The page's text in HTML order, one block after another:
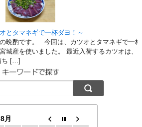
とタマネギで一杯ダヨ！～
晩酌です。 今回は、カツオとタマネギで一
城産を使いました。 最近入荷するカツオは、
ち […]
月